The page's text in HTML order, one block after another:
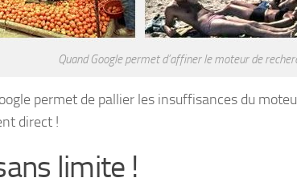
Quand Google permet d’affiner le moteur de
permet de pallier les insuffisances du
direct !
limite !